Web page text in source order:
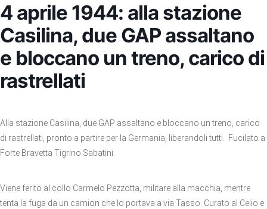
4 aprile 1944: alla stazione
Casilina, due GAP assaltano
e bloccano un treno, carico di
rastrellati
Alla stazione Casilina, due GAP assaltano e bloccano un treno, carico
di rastrellati, pronto a partire per la Germania, liberandoli tutti. Fucilato a
Forte Bravetta Tigrino Sabatini.
Viene ferito al collo Carmelo Pezzotta, militare alla macchia, mentre
tenta la fuga da un camion che lo portava a via Tasso. Curato al Celio e